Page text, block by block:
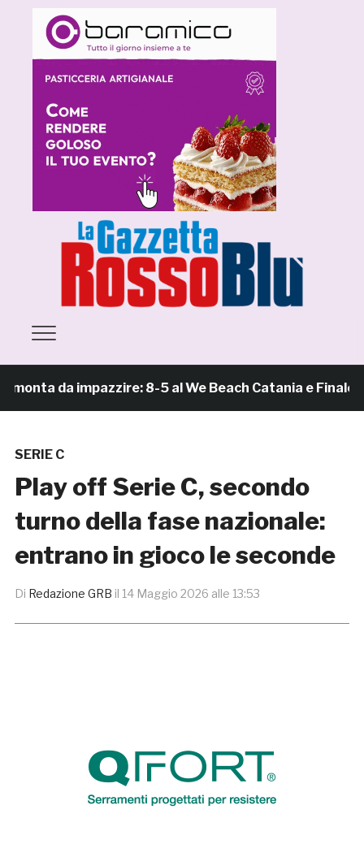
da impazzire: 8-5 al We Beach Catania e Finale
SERIE C
Play off Serie C, secondo
turno della fase nazionale:
entrano in gioco le seconde
Di Redazione GRB il 14 Maggio 2026 alle 13:53